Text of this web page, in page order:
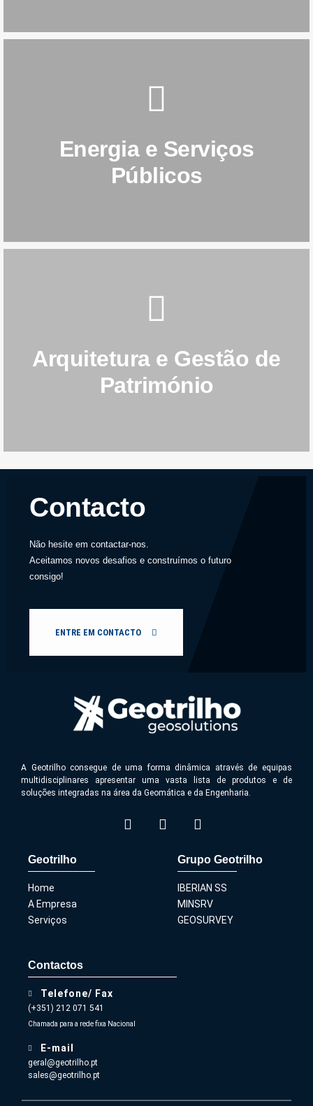
Energia e Serviços
Públicos
Energia e Serviços
Públicos
SAIBA MAIS
Arquitetura e Gestão de
Património
Arquitetura e Gestão de
Património
SAIBA MAIS
Contacto
Não hesite em contactar-nos.
Aceitamos novos desafios e construímos o futuro
consigo!
ENTRE EM CONTACTO
A Geotrilho consegue de uma forma dinâmica através de equipas
multidisciplinares apresentar uma vasta lista de produtos e de
soluções integradas na área da Geomática e da Engenharia.
Geotrilho
Home
A Empresa
Serviços
Grupo Geotrilho
IBERIAN SS
MINSRV
GEOSURVEY
Contactos
Telefone/ Fax
(+351) 212 071 541
Chamada para a rede fixa Nacional
E-mail
geral@geotrilho.pt
sales@geotrilho.pt